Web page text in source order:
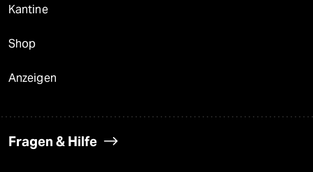
Kantine
Shop
Anzeigen
Fragen & Hilfe